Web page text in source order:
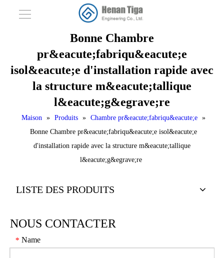
Bonne Chambre
pr&eacute;fabriqu&eacute;e
isol&eacute;e d'installation rapide avec
la structure m&eacute;tallique
l&eacute;g&egrave;re
Maison » Produits » Chambre pr&eacute;fabriqu&eacute;e
»
Bonne Chambre pr&eacute;fabriqu&eacute;e isol&eacute;e
d'installation rapide avec la structure m&eacute;tallique
l&eacute;g&egrave;re
LISTE DES PRODUITS
NOUS CONTACTER
* Name